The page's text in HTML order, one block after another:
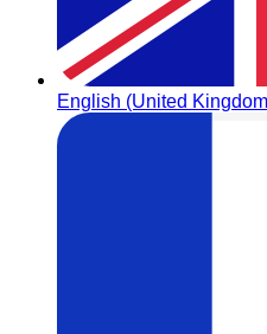
English (United